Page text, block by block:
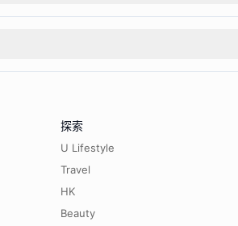
探索
U Lifestyle
Travel
HK
Beauty